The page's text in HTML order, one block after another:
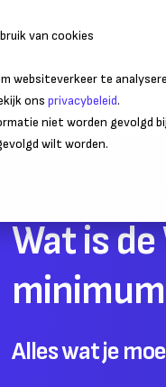
van cookies
websiteverkeer te
ons privacybeleid.
niet worden gevolgd
wilt worden.
Bedrijfsvoering
Wat is
Alles wat je